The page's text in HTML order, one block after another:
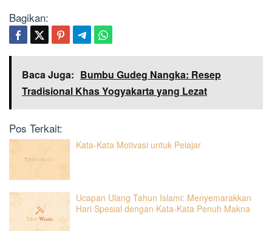
Bagikan:
Baca Juga: Bumbu Gudeg Nangka: Resep
Tradisional Khas Yogyakarta yang Lezat
Pos Terkait:
Kata-Kata Motivasi untuk Pelajar
Ucapan Ulang Tahun Islami: Menyemarakkan
Hari Spesial dengan Kata-Kata Penuh Makna